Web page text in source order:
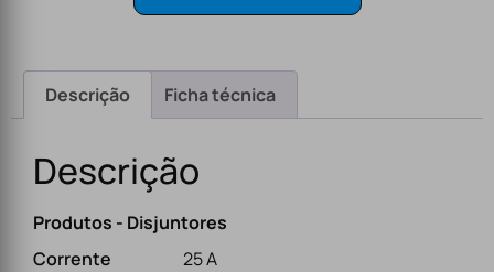
Descrição Ficha técnica
Descrição
Produtos - Disjuntores
Corrente
25 A